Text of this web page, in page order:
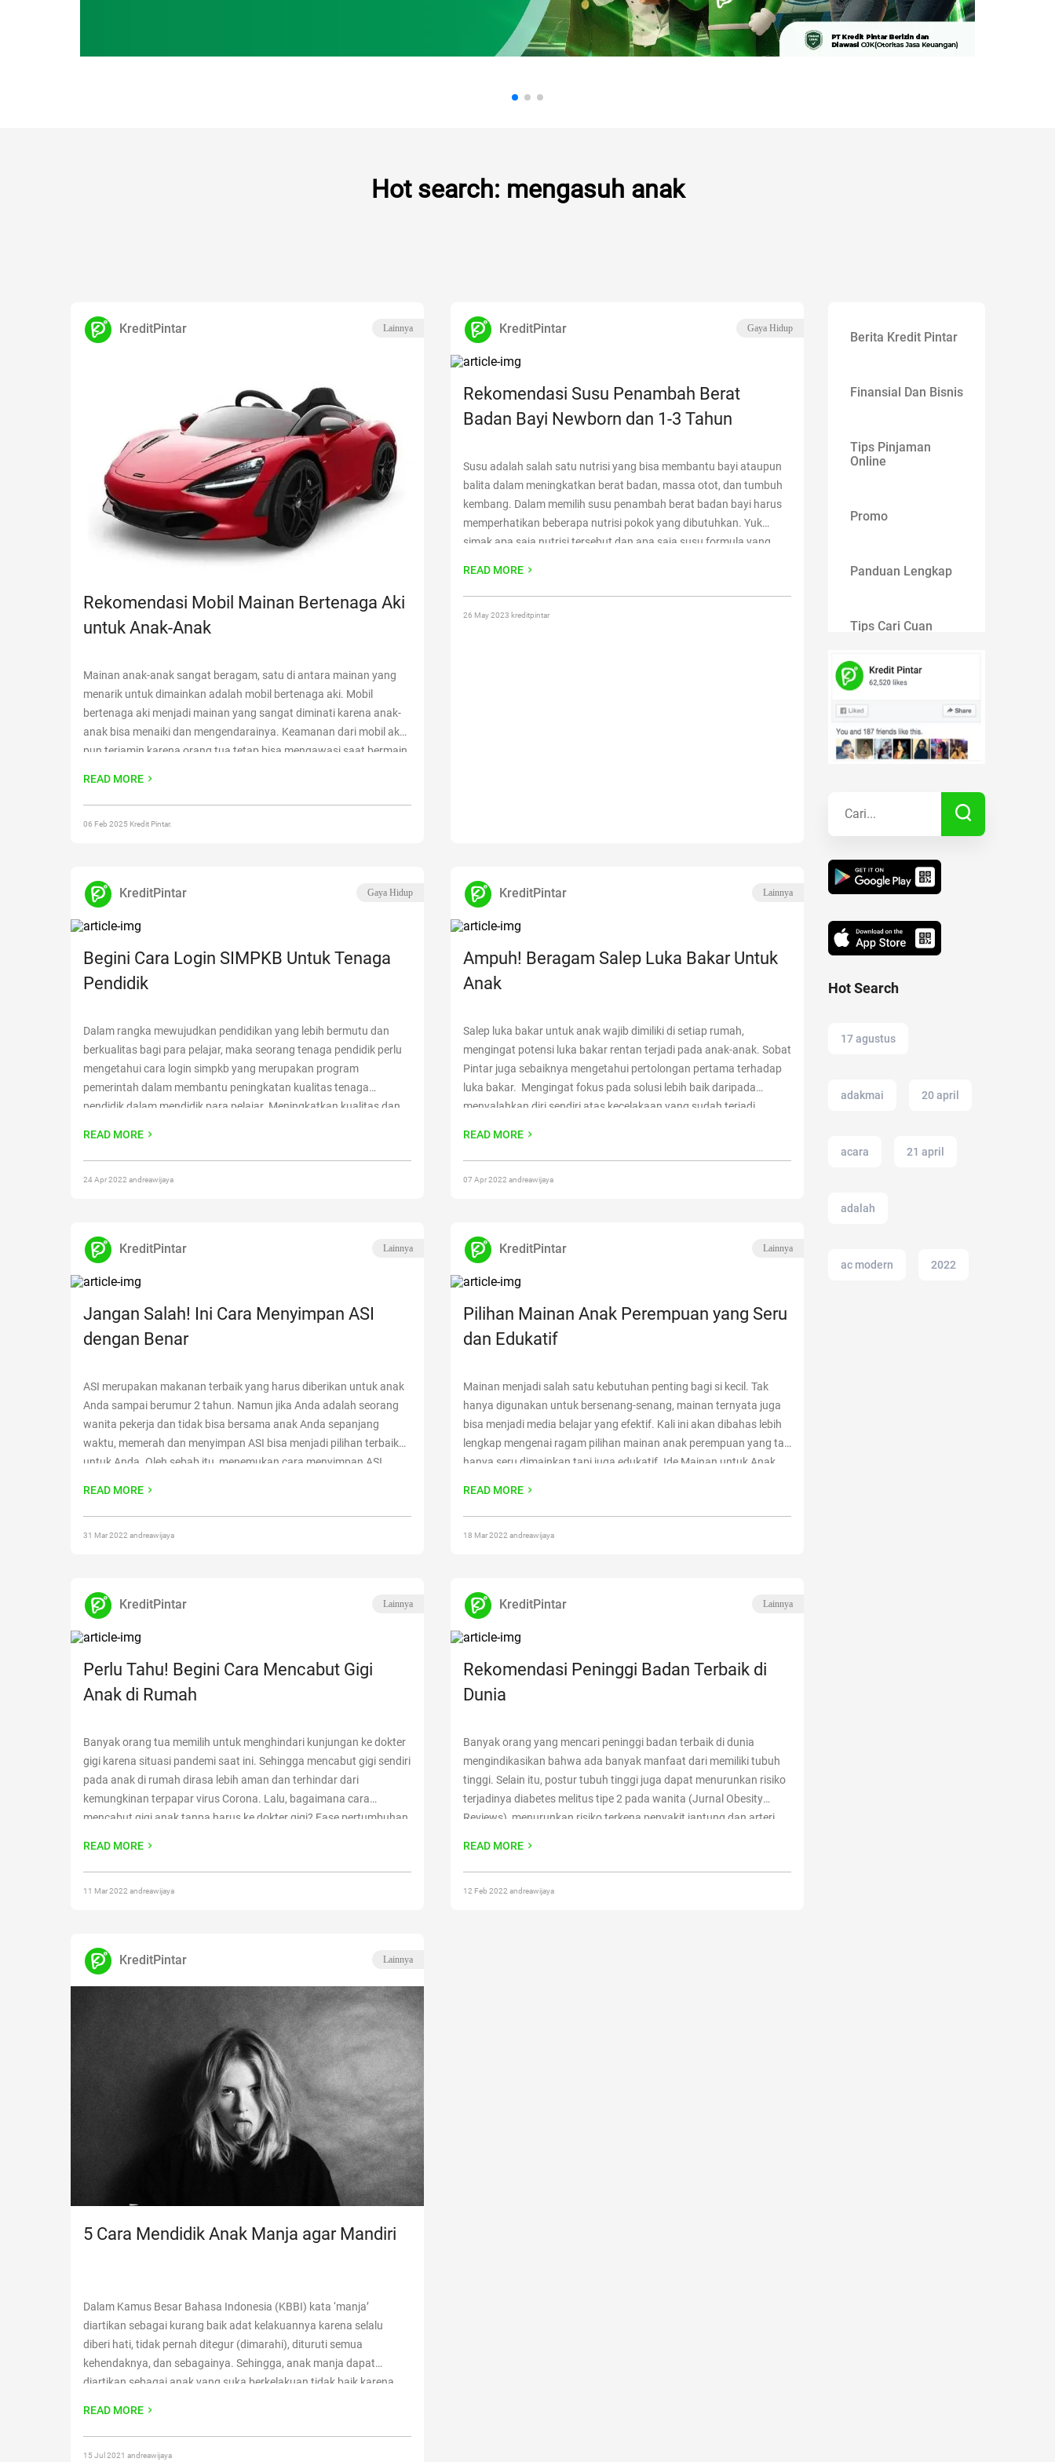
Hot search: mengasuh anak
KreditPintar Lainnya
Rekomendasi Mobil Mainan Bertenaga Aki
untuk Anak-Anak
Mainan anak-anak sangat beragam, satu di antara mainan yang
menarik untuk dimainkan adalah mobil bertenaga aki. Mobil
bertenaga aki menjadi mainan yang sangat diminati karena anak-
anak bisa menaiki dan mengendarainya. Keamanan dari mobil aku
pun terjamin karena orang tua tetap bisa mengawasi saat bermain
Mainan Bertenaga Aki untuk Anak-Anak”
READ MORE
06 Feb 2025 Kredit Pintar.
KreditPintar Gaya Hidup
Rekomendasi Susu Penambah Berat
Badan Bayi Newborn dan 1-3 Tahun
Susu adalah salah satu nutrisi yang bisa membantu bayi ataupun
balita dalam meningkatkan berat badan, massa otot, dan tumbuh
kembang. Dalam memilih susu penambah berat badan bayi harus
memperhatikan beberapa nutrisi pokok yang dibutuhkan. Yuk
simak apa saja nutrisi tersebut dan apa saja susu formula yang
Badan Bayi Newborn dan 1-3 Tahun”
READ MORE
26 May 2023 kreditpintar
KreditPintar Gaya Hidup
Begini Cara Login SIMPKB Untuk Tenaga
Pendidik
Dalam rangka mewujudkan pendidikan yang lebih bermutu dan
berkualitas bagi para pelajar, maka seorang tenaga pendidik perlu
mengetahui cara login simpkb yang merupakan program
pemerintah dalam membantu peningkatan kualitas tenaga
pendidik dalam mendidik para pelajar. Meningkatkan kualitas dan
mencerdaskan kehidupan bangsa. UntukContinue reading“Begini
Cara Login SIMPKB Untuk Tenaga Pendidik”
READ MORE
24 Apr 2022 andreawijaya
KreditPintar Lainnya
Ampuh! Beragam Salep Luka Bakar Untuk
Anak
Salep luka bakar untuk anak wajib dimiliki di setiap rumah,
mengingat potensi luka bakar rentan terjadi pada anak-anak. Sobat
Pintar juga sebaiknya mengetahui pertolongan pertama terhadap
luka bakar. Mengingat fokus pada solusi lebih baik daripada
menyalahkan diri sendiri atas kecelakaan yang sudah terjadi,
Untuk Anak”
READ MORE
07 Apr 2022 andreawijaya
KreditPintar Lainnya
Jangan Salah! Ini Cara Menyimpan ASI
dengan Benar
ASI merupakan makanan terbaik yang harus diberikan untuk anak
Anda sampai berumur 2 tahun. Namun jika Anda adalah seorang
wanita pekerja dan tidak bisa bersama anak Anda sepanjang
waktu, memerah dan menyimpan ASI bisa menjadi pilihan terbaik
untuk Anda. Oleh sebab itu, menemukan cara menyimpan ASI
dengan Benar”
READ MORE
31 Mar 2022 andreawijaya
KreditPintar Lainnya
Pilihan Mainan Anak Perempuan yang Seru
dan Edukatif
Mainan menjadi salah satu kebutuhan penting bagi si kecil. Tak
hanya digunakan untuk bersenang-senang, mainan ternyata juga
bisa menjadi media belajar yang efektif. Kali ini akan dibahas lebih
lengkap mengenai ragam pilihan mainan anak perempuan yang tak
hanya seru dimainkan tapi juga edukatif. Ide Mainan untuk Anak
Seru dan Edukatif”
READ MORE
18 Mar 2022 andreawijaya
KreditPintar Lainnya
Perlu Tahu! Begini Cara Mencabut Gigi
Anak di Rumah
Banyak orang tua memilih untuk menghindari kunjungan ke dokter
gigi karena situasi pandemi saat ini. Sehingga mencabut gigi sendiri
pada anak di rumah dirasa lebih aman dan terhindar dari
kemungkinan terpapar virus Corona. Lalu, bagaimana cara
mencabut gigi anak tanpa harus ke dokter gigi? Fase pertumbuhan
READ MORE
11 Mar 2022 andreawijaya
KreditPintar Lainnya
Rekomendasi Peninggi Badan Terbaik di
Dunia
Banyak orang yang mencari peninggi badan terbaik di dunia
mengindikasikan bahwa ada banyak manfaat dari memiliki tubuh
tinggi. Selain itu, postur tubuh tinggi juga dapat menurunkan risiko
terjadinya diabetes melitus tipe 2 pada wanita (Jurnal Obesity
Reviews), menurunkan risiko terkena penyakit jantung dan arteri
Badan Terbaik di Dunia”
READ MORE
12 Feb 2022 andreawijaya
KreditPintar Lainnya
5 Cara Mendidik Anak Manja agar Mandiri
Dalam Kamus Besar Bahasa Indonesia (KBBI) kata ‘manja’
diartikan sebagai kurang baik adat kelakuannya karena selalu
diberi hati, tidak pernah ditegur (dimarahi), dituruti semua
kehendaknya, dan sebagainya. Sehingga, anak manja dapat
diartikan sebagai anak yang suka berkelakuan tidak baik karena
Anak Manja agar Mandiri”
READ MORE
15 Jul 2021 andreawijaya
Berita Kredit Pintar
Finansial Dan Bisnis
Tips Pinjaman
Online
Promo
Panduan Lengkap
Tips Cari Cuan
Gaya Hidup
Kisah Sukses
Hot Search
17 agustus
adakmai 20 april
acara 21 april
adalah
ac modern 2022